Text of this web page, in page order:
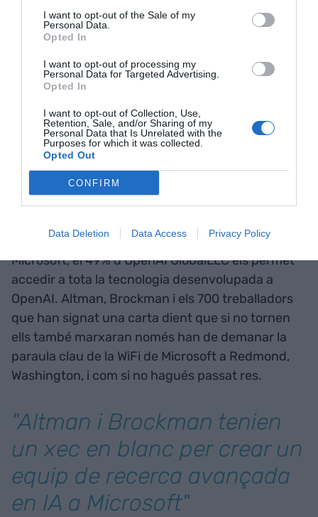
I want to opt-out of the Sale of my
Personal Data.
Opted In
I want to opt-out of processing my
Personal Data for Targeted Advertising.
Opted In
I want to opt-out of Collection, Use,
Retention, Sale, and/or Sharing of my
Personal Data that Is Unrelated with the
Purposes for which it was collected.
Opted Out
CONFIRM
Data Deletion Data Access Privacy Policy
Nadella, l’executiu en cap de Microsoft, molt
enfadat perquè no sabia res del cessament (si
preguntar) ha reaccionat de manera brillant. Si la
crisi es va desfermar divendres quan tancaven
les borses, abans no tornessin a obrir el dilluns, ja
havia tancat tota especulació: Altman i Brockman
tenien un xec en blanc per crear un equip de
recerca avançada en IA a Microsoft. En paraules
seves: “sigui on sigui el Sam continuarem
treballant amb ell i el seu equip”. Si Altman
segueix intacte, si decideix muntar un equip a
Microsoft, el 49% d’OpenAI GlobalLLC els permet
accedir a tota la tecnologia desenvolupada a
OpenAI. Altman, Brockman i els 700 treballadors
que han signat una carta dient que si no tornen
ells també marxaran només han de demanar la
paraula clau de la WiFi de Microsoft a Redmond,
Washington, i com si no hagués passat res.
"Altman i Brockman tenien
un xec en blanc per crear un
equip de recerca avançada
en IA a Microsoft"